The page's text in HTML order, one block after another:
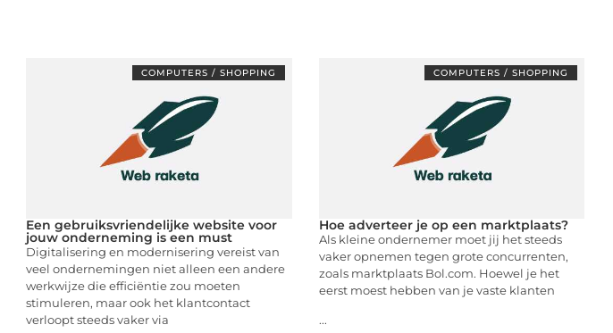
COMPUTERS / SHOPPING
Een gebruiksvriendelijke website voor
jouw onderneming is een must
Digitalisering en modernisering vereist van
veel ondernemingen niet alleen een andere
werkwijze die efficiëntie zou moeten
stimuleren, maar ook het klantcontact
verloopt steeds vaker via
COMPUTERS / SHOPPING
Hoe adverteer je op een marktplaats?
Als kleine ondernemer moet jij het steeds
vaker opnemen tegen grote concurrenten,
zoals marktplaats Bol.com. Hoewel je het
eerst moest hebben van je vaste klanten
...